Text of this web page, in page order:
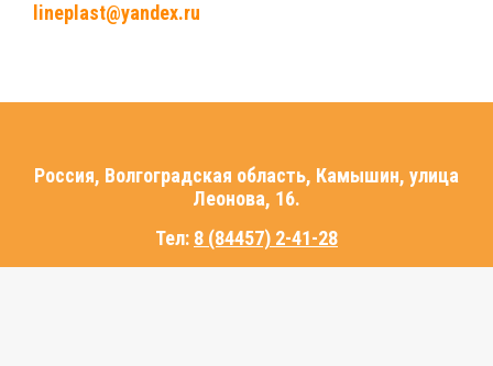
lineplast@yandex.ru
Россия, Волгоградская область, Камышин, улица
Леонова, 16.
Тел: 8 (84457) 2-41-28